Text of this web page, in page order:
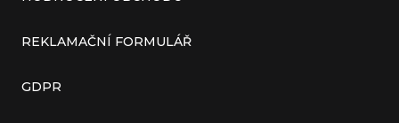
REKLAMAČNÍ FORMULÁŘ
GDPR